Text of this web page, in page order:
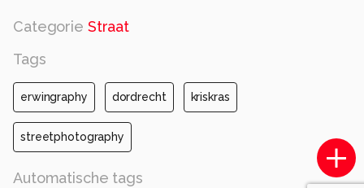
Categorie Straat
Tags
erwingraphy dordrecht kriskras
streetphotography
Automatische tags